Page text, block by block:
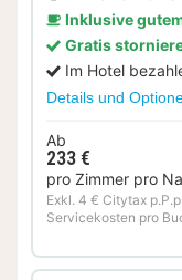
Inklusive
Gratis
Im Hotel
Details und
Ab
233 €
pro Zimmer pro
Exkl. 4 € Citytax
Servicekosten pro